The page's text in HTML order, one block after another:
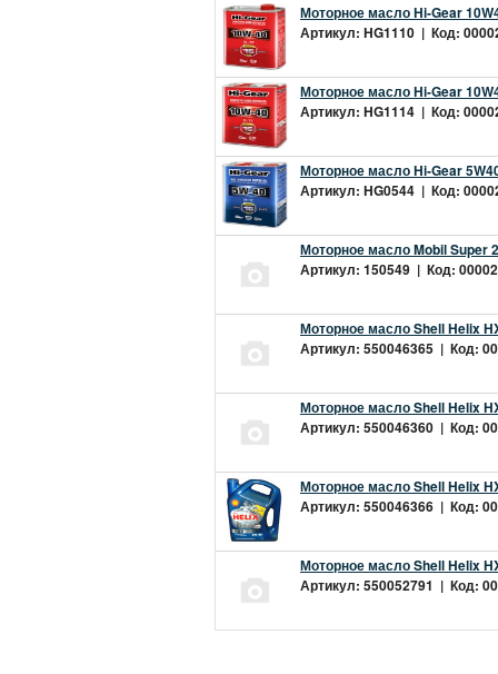
Моторное масло Hi-Gear
Артикул: HG1110 | Код:
Моторное масло Hi-Gear
Артикул: HG1114 | Код:
Моторное масло Hi-Gear
Артикул: HG0544 | Код:
Моторное масло Mobil Super
Артикул: 150549 | Код:
Моторное масло Shell Helix
Артикул: 550046365 | Код:
Моторное масло Shell Helix
Артикул: 550046360 | Код:
Моторное масло Shell Helix
Артикул: 550046366 | Код:
Моторное масло Shell Helix
Артикул: 550052791 | Код: